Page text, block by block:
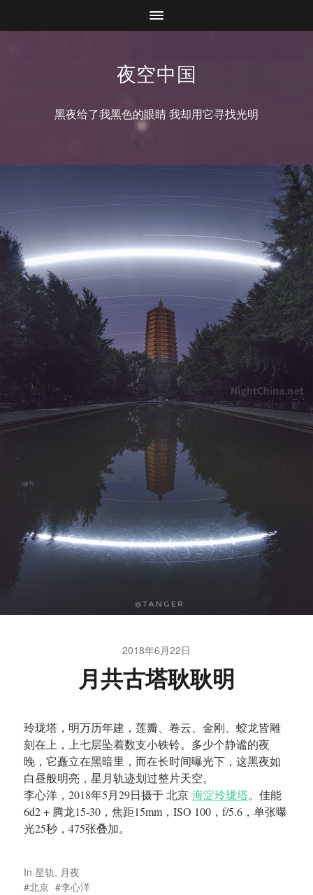
夜空中国
黑夜给了我黑色的眼睛 我却用它寻找光明
2018年6月22日
月共古塔耿耿明
玲珑塔，明万历年建，莲瓣、卷云、金刚、蛟龙皆雕
刻在上，上七层坠着数支小铁铃。多少个静谧的夜
晚，它矗立在黑暗里，而在长时间曝光下，这黑夜如
白昼般明亮，星月轨迹划过整片天空。
李心洋，2018年5月29日摄于 北京 海淀玲珑塔。佳能
6d2 + 腾龙15-30，焦距15mm，ISO 100，f/5.6，单张曝
光25秒，475张叠加。
In 星轨, 月夜
北京
李心洋